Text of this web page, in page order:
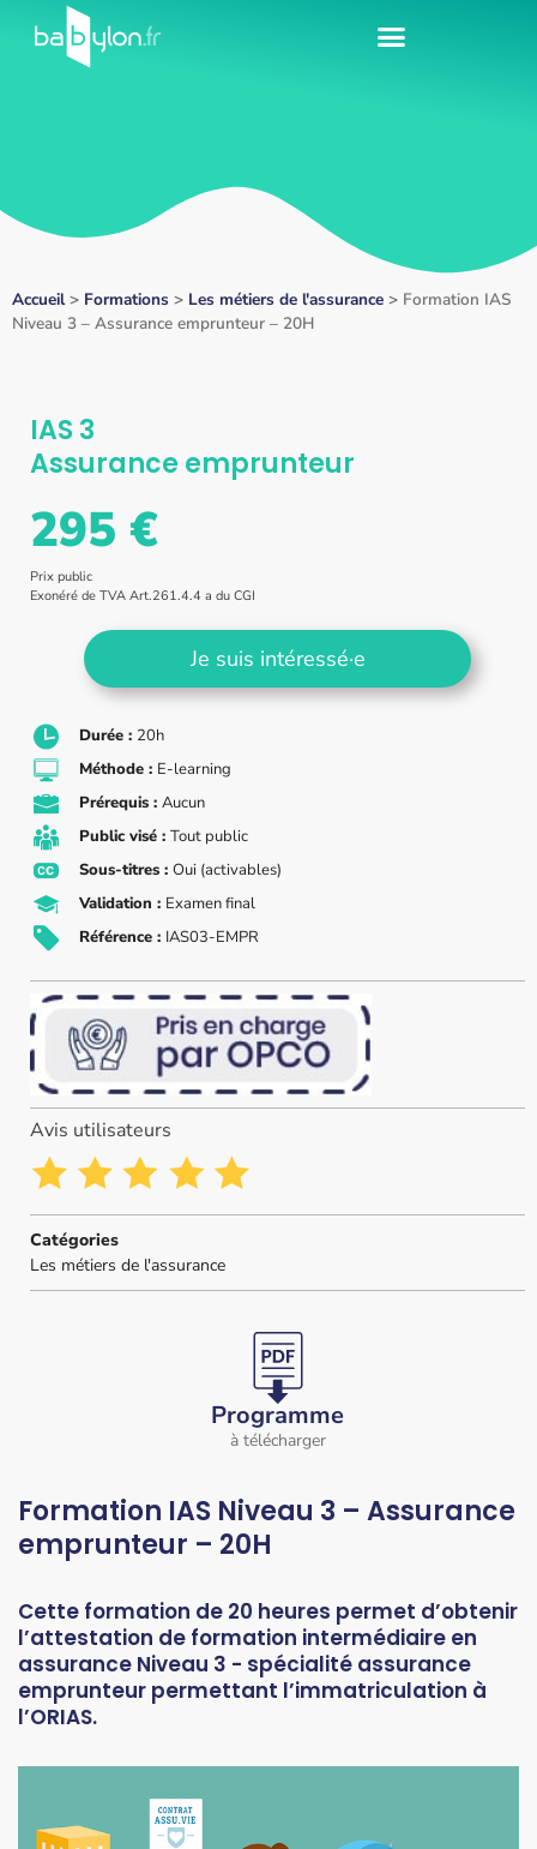
Accueil> Formations > Les métiers de l'assurance > Formation IAS
Niveau 3 – Assurance emprunteur – 20H
Formation IAS Niveau 3 – Assurance
emprunteur – 20H
Cette formation de 20 heures permet d’obtenir
l’attestation de formation intermédiaire en
assurance‎ Niveau 3 - spécialité assurance
emprunteur permettant l’immatriculation à
l’ORIAS.
IAS 3
Assurance emprunteur
295 €
Prix public
Exonéré de TVA Art.261.4.4 a du CGI
Je suis intéressé·e
Durée : 20h
Méthode : E-learning
Prérequis :Aucun
Public visé :Tout public
Sous-titres :Oui (activables)
Validation : Examen final
Référence : IAS03-EMPR
Avis utilisateurs
Catégories
Les métiers de l'assurance
Programme
à télécharger